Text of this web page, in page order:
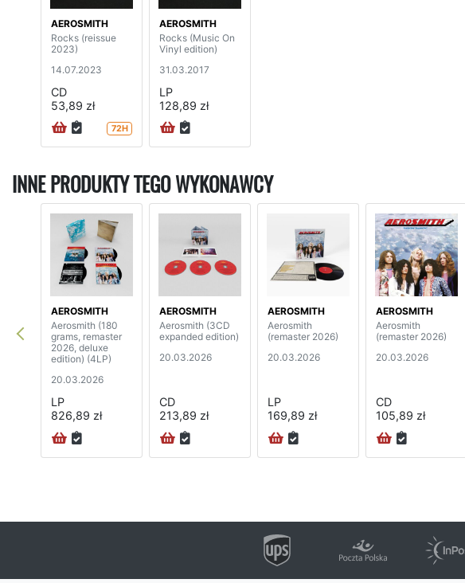
AEROSMITH
Rocks (reissue
2023)
14.07.2023
CD
53,89 zł
72H
AEROSMITH
Rocks (Music On
Vinyl edition)
31.03.2017
LP
128,89 zł
INNE PRODUKTY TEGO WYKONAWCY
AEROSMITH
Aerosmith (180
grams, remaster
2026, deluxe
edition) (4LP)
20.03.2026
LP
826,89 zł
AEROSMITH
Aerosmith (3CD
expanded edition)
20.03.2026
CD
213,89 zł
AEROSMITH
Aerosmith
(remaster 2026)
20.03.2026
LP
169,89 zł
AEROSMITH
Aerosmith
(remaster 2026)
20.03.2026
CD
105,89 zł